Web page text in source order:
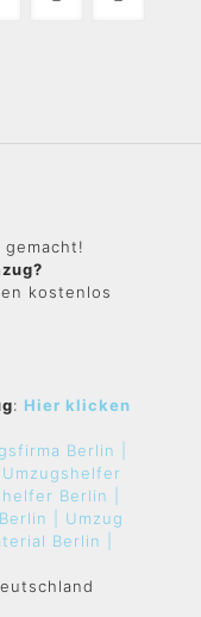
kostenlos
: Hier klicken
Berlin |
Umzugshelfer
Berlin |
| Umzug
Berlin |